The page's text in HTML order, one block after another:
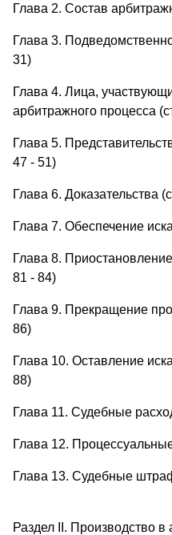
Глава 2. Состав
Глава 3.
31)
Глава 4. Лица,
арбитражного процесса
Глава 5.
47 - 51)
Глава 6. Доказательства
Глава 7. Обеспечение
Глава 8.
81 - 84)
Глава 9. Прекращение
86)
Глава 10. Оставление
88)
Глава 11. Судебные
Глава 12.
Глава 13. Судебные
Раздел II. Производство